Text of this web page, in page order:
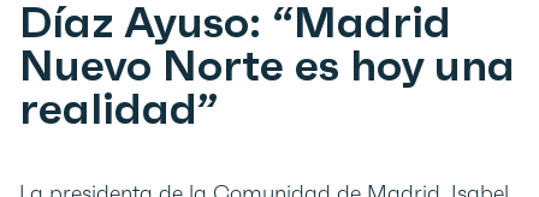
Díaz Ayuso: “Madrid
Nuevo Norte es hoy una
realidad”